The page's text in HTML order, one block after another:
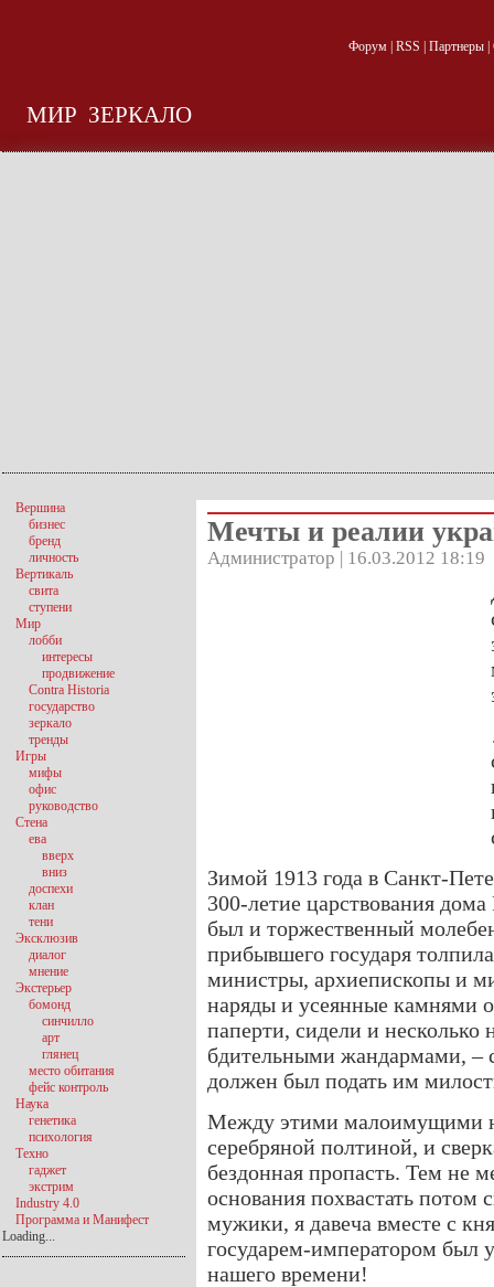
Форум| RSS Партнеры|
МИР ЗЕРКАЛО
Мечты и реалии
Администратор | 16.03.2012 18:19
Зимой 1913 года в Санкт-
300-летие царствования
был и торжественный
прибывшего государя
министры, архиепископы и
наряды и усеянные камнями
паперти, сидели и
бдительными жандармами, –
должен был подать им
Между этими малоимущими
серебряной полтиной, и
бездонная пропасть. Тем не
основания похвастать потом
мужики, я давеча вместе с
государем-императором был
нашего времени!
Вершина
бизнес
бренд
личность
Вертикаль
свита
ступени
Мир
лобби
интересы
продвижение
Contra Historia
государство
зеркало
тренды
Игры
мифы
офис
руководство
Стена
ева
вверх
вниз
доспехи
клан
тени
Эксклюзив
диалог
мнение
Экстерьер
бомонд
синчилло
арт
глянец
место обитания
фейс контроль
Наука
генетика
психология
Техно
гаджет
экстрим
Industry 4.0
Программа и Манифест
Loading...